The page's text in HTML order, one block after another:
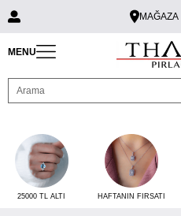
MAĞAZA
MENU
25000 TL ALTI HAFTANIN FIRSATI